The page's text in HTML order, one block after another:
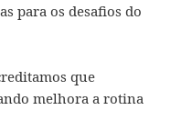
para os desafios do
que
melhora a rotina